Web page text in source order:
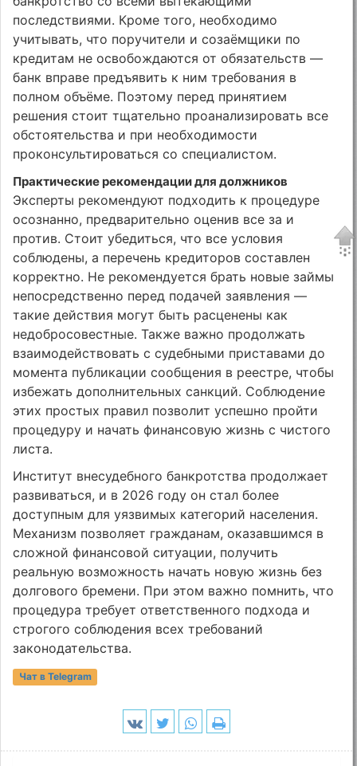
последствиями. Кроме того, необходимо
учитывать, что поручители и созаёмщики по
кредитам не освобождаются от обязательств —
банк вправе предъявить к ним требования в
полном объёме. Поэтому перед принятием
решения стоит тщательно проанализировать все
обстоятельства и при необходимости
проконсультироваться со специалистом.
Практические рекомендации для должников
Эксперты рекомендуют подходить к процедуре
осознанно, предварительно оценив все за и
против. Стоит убедиться, что все условия
соблюдены, а перечень кредиторов составлен
корректно. Не рекомендуется брать новые займы
непосредственно перед подачей заявления —
такие действия могут быть расценены как
недобросовестные. Также важно продолжать
взаимодействовать с судебными приставами до
момента публикации сообщения в реестре, чтобы
избежать дополнительных санкций. Соблюдение
этих простых правил позволит успешно пройти
процедуру и начать финансовую жизнь с чистого
листа.
Институт внесудебного банкротства продолжает
развиваться, и в 2026 году он стал более
доступным для уязвимых категорий населения.
Механизм позволяет гражданам, оказавшимся в
сложной финансовой ситуации, получить
реальную возможность начать новую жизнь без
долгового бремени. При этом важно помнить, что
процедура требует ответственного подхода и
строгого соблюдения всех требований
законодательства.
Чат в Telegram